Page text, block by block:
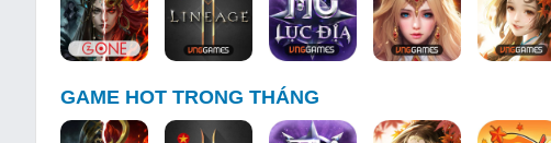
GAME HOT TRONG THÁNG